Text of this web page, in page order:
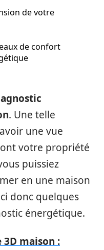
de votre
de confort
. Une telle
une vue
votre propriété
puissiez
en une maison
donc quelques
énergétique.
maison :